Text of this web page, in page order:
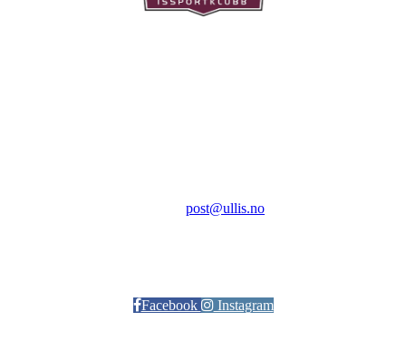
post@ullis.no
Facebook Instagram